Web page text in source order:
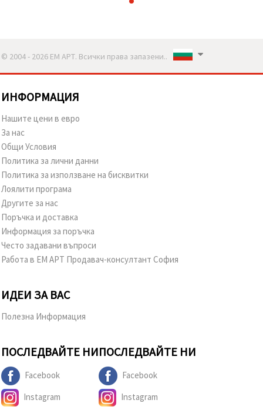
© 2004 - 2026 ЕМ АРТ. Всички права запазени..
ИНФОРМАЦИЯ
Нашите цени в евро
За нас
Общи Условия
Политика за лични данни
Политика за използване на бисквитки
Лоялити програма
Другите за нас
Поръчка и доставка
Информация за поръчка
Често задавани въпроси
Работа в ЕМ АРТ Продавач-консултант София
ИДЕИ ЗА ВАС
Полезна Информация
ПОСЛЕДВАЙТЕ НИ
Facebook
Instagram
ПОСЛЕДВАЙТЕ НИ
Facebook
Instagram